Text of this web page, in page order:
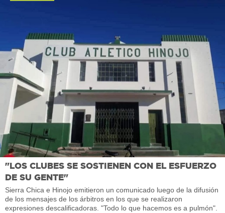
"LOS CLUBES SE SOSTIENEN CON EL ESFUERZO
DE SU GENTE"
Sierra Chica e Hinojo emitieron un comunicado luego de la difusión
de los mensajes de los árbitros en los que se realizaron
expresiones descalificadoras. "Todo lo que hacemos es a pulmón".